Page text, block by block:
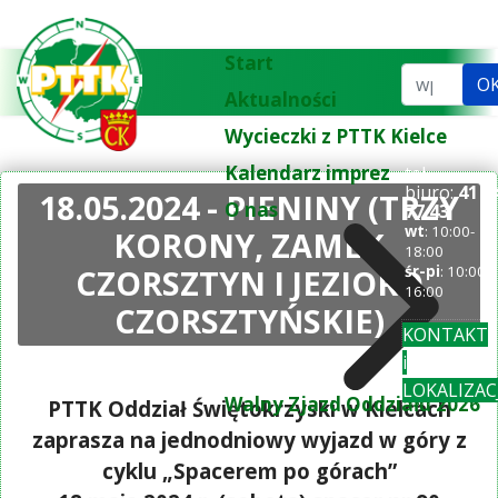
Start
Aktualności
Wycieczki z PTTK Kielce
Kalendarz imprez
O nas
Walny Zjazd Oddziału 2026
Szukaj...
tel.
biuro:41
77 43
wt: 10:00-
18:00
śr-pi: 10:00-
16:00
KONTAKT
i
18.05.2024 - PIENINY (TRZY
KORONY, ZAMEK
CZORSZTYN I JEZIORO
CZORSZTYŃSKIE)
PTTK Oddział Świętokrzyski w Kielcach
zaprasza na jednodniowy wyjazd w góry z
cyklu „Spacerem po górach”